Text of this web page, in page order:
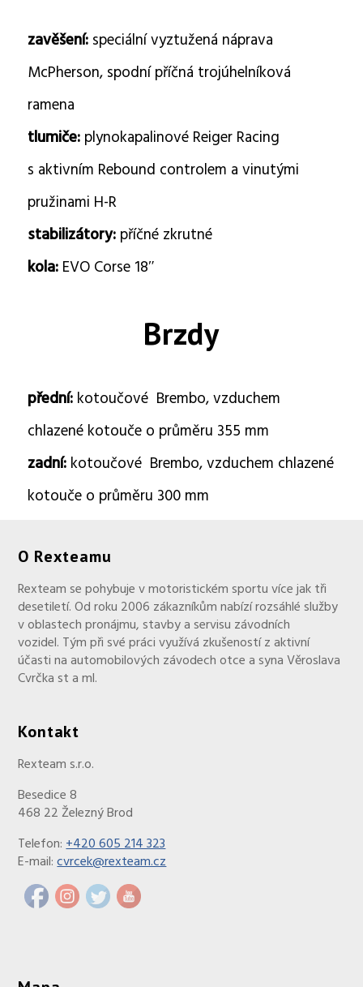
zavěšení:speciální vyztužená náprava
McPherson, spodní příčná trojúhelníková
ramena
tlumiče:plynokapalinové Reiger Racing
s aktivním Rebound controlem a vinutými
pružinami H-R
stabilizátory:příčné zkrutné
kola: EVO Corse 18″
Brzdy
přední:kotoučové Brembo, vzduchem
chlazené kotouče o průměru 355 mm
zadní:kotoučové Brembo, vzduchem chlazené
kotouče o průměru 300 mm
O Rexteamu
Rexteam se pohybuje v motoristickém sportu více jak tři
desetiletí. Od roku 2006 zákazníkům nabízí rozsáhlé služby
v oblastech pronájmu, stavby a servisu závodních
vozidel. Tým při své práci využívá zkušeností z aktivní
účasti na automobilových závodech otce a syna Věroslava
Cvrčka st a ml.
Kontakt
Rexteam s.r.o.
Besedice 8
468 22 Železný Brod
Telefon:+420 605 214 323
E-mail:cvrcek@rexteam.cz